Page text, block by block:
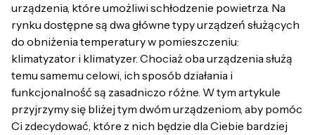
urządzenia, które umożliwi schłodzenie powietrza. Na
rynku dostępne są dwa główne typy urządzeń służących
do obniżenia temperatury w pomieszczeniu:
klimatyzator i klimatyzer. Chociaż oba urządzenia służą
temu samemu celowi, ich sposób działania i
funkcjonalność są zasadniczo różne. W tym artykule
przyjrzymy się bliżej tym dwóm urządzeniom, aby pomóc
Ci zdecydować, które z nich będzie dla Ciebie bardziej